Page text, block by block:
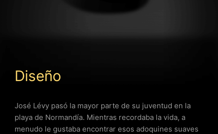
Diseño
José Lévy pasó la mayor parte de su juventud en la
playa de Normandía. Mientras recordaba la vida, a
menudo le gustaba encontrar esos adoquines suaves